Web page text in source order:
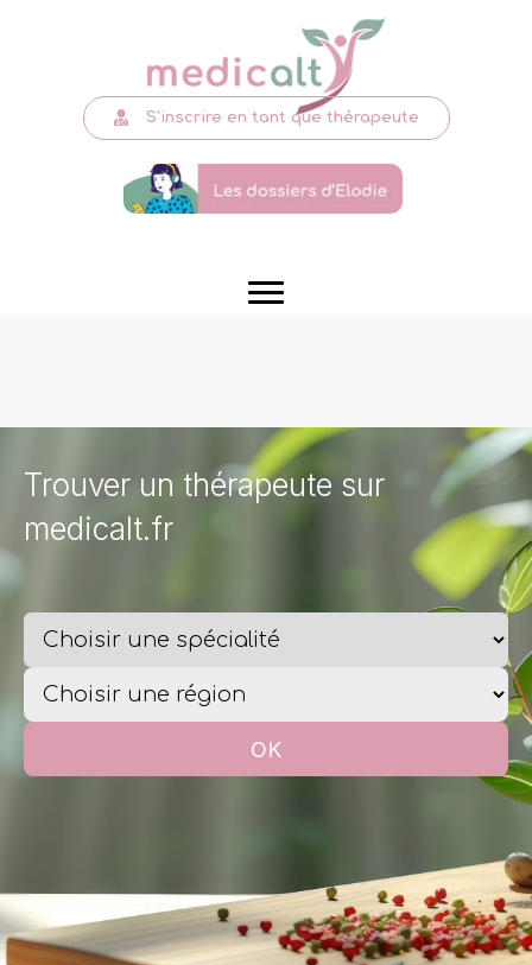
S'inscrire en tant que thérapeute
Trouver un thérapeute sur
medicalt.fr